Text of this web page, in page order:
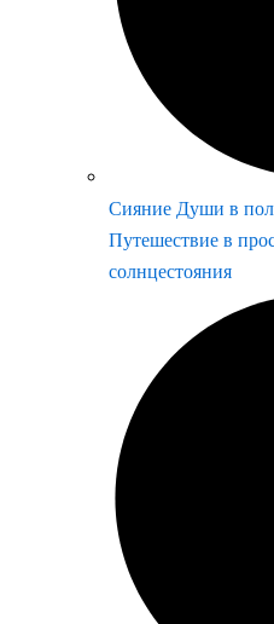
Сияние Души в
Путешествие в
солнцестояния